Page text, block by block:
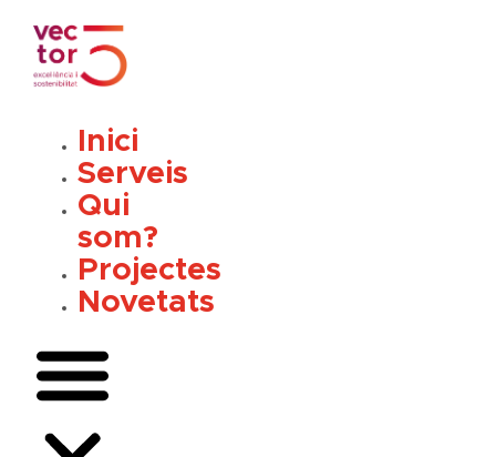
contingut
Inici
Serveis
Qui
som?
Projectes
Novetats